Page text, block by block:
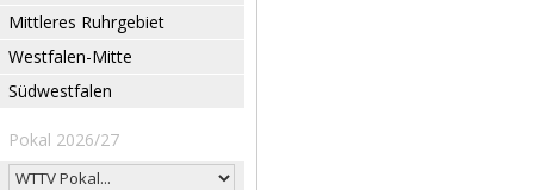
Mittleres Ruhrgebiet
Westfalen-Mitte
Südwestfalen
Pokal 2026/27